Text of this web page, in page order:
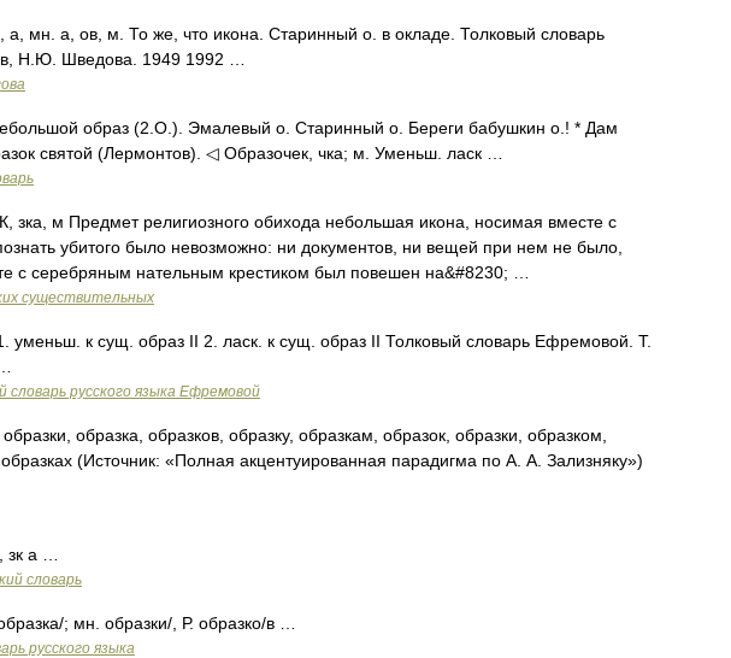
мн. а, ов, м. То же, что икона. Старинный о. в окладе. Толковый словарь
Н.Ю. Шведова. 1949 1992 …
образ (2.О.). Эмалевый о. Старинный о. Береги бабушкин о.! * Дам
святой (Лермонтов). ◁ Образочек, чка; м. Уменьш. ласк …
м Предмет религиозного обихода небольшая икона, носимая вместе с
убитого было невозможно: ни документов, ни вещей при нем не было,
с серебряным нательным крестиком был повешен на&#8230; …
существительных
уменьш. к сущ. образ II 2. ласк. к сущ. образ II Толковый словарь Ефремовой. Т.
русского языка Ефремовой
образка, образков, образку, образкам, образок, образки, образком,
(Источник: «Полная акцентуированная парадигма по А. А. Зализняку»)
а …
словарь
; мн. образки/, Р. образко/в …
русского языка